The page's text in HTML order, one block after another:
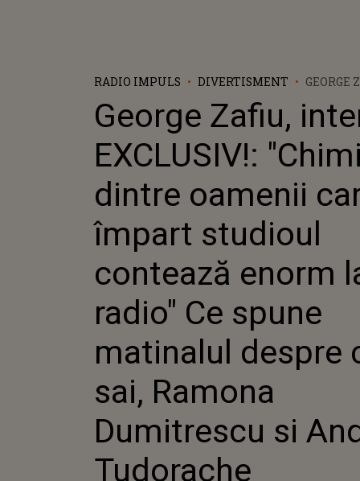
RADIO IMPULS DIVERTISMENT
GEORGE
"CHIMIA
OAMENII
ENORM
DESPRE
SI
George Zafiu,
EXCLUSIV!:
dintre oamenii
împart studioul
contează enorm
radio" Ce spune
matinalul despre
sai, Ramona
Dumitrescu si
Tudorache